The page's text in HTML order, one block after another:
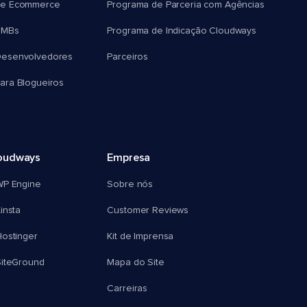
Ecommerce
Blogueiros
Programa de Parceria com Agências
Programa de Indicação Cloudways
Parceiros
Engine
Empresa
Sobre nós
Customer Reviews
Kit de Imprensa
Mapa do Site
Carreiras